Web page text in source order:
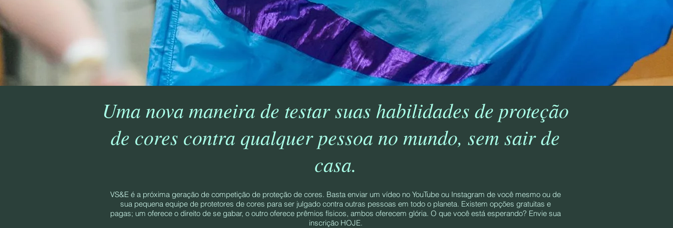
Uma nova maneira de testar suas habilidades de proteção
de cores contra qualquer pessoa no mundo, sem sair de
casa.
VS&E é a próxima geração de competição de proteção de cores. Basta enviar um vídeo no YouTube ou Instagram de você mesmo ou de
sua pequena equipe de protetores de cores para ser julgado contra outras pessoas em todo o planeta. Existem opções gratuitas e
pagas; um oferece o direito de se gabar, o outro oferece prêmios físicos, ambos oferecem glória. O que você está esperando? Envie sua
inscrição HOJE.